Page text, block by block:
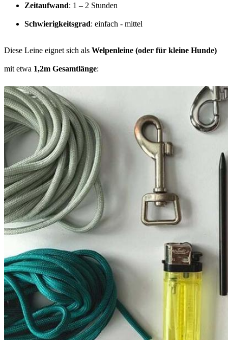
Zeitaufwand: 1 – 2 Stunden
Schwierigkeitsgrad: einfach - mittel
Diese Leine eignet sich als Welpenleine (oder für kleine Hunde)
mit etwa 1,2m Gesamtlänge: